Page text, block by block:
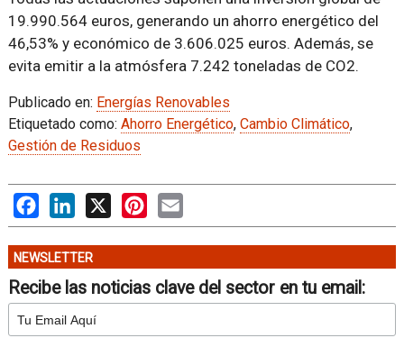
19.990.564 euros, generando un ahorro energético del
46,53% y económico de 3.606.025 euros. Además, se
evita emitir a la atmósfera 7.242 toneladas de CO2.
Publicado en: Energías Renovables
Etiquetado como: Ahorro Energético, Cambio Climático,
Gestión de Residuos
FacebookLinkedIn
X PinterestEmail
NEWSLETTER
Recibe las noticias clave del sector en tu email: